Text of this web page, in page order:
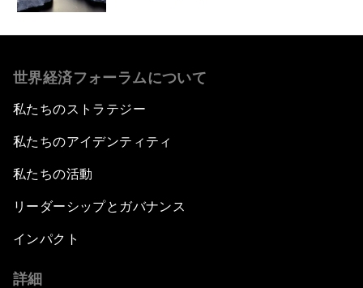
世界経済フォーラムについて
私たちのストラテジー
私たちのアイデンティティ
私たちの活動
リーダーシップとガバナンス
インパクト
詳細